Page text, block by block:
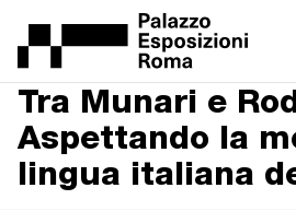
Tra Munari e
Aspettando la
lingua italiana